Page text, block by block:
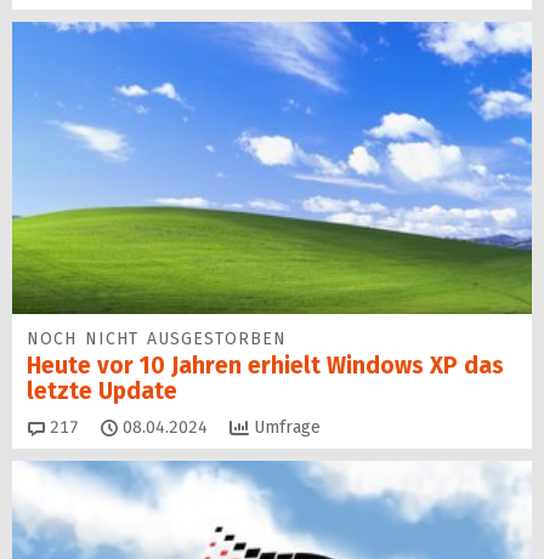
NOCH NICHT AUSGESTORBEN
Heute vor 10 Jahren erhielt Windows XP das
letzte Update
217 Kommentare
08.04.2024 Umfrage